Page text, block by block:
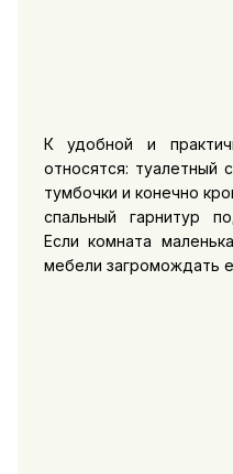
К удобной и
относятся: туалетный
тумбочки и конечно
спальный гарнитур
Если комната
мебели загромождать